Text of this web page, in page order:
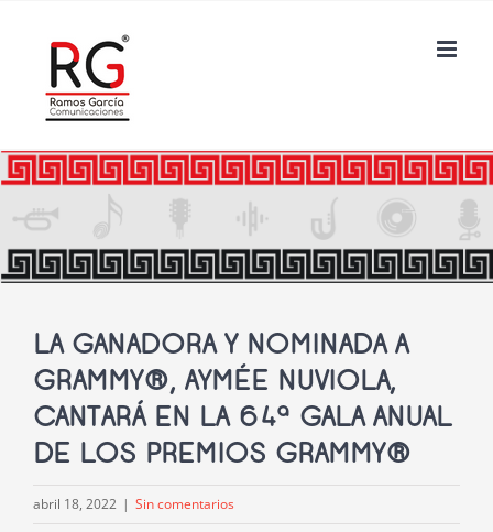
contenido
LA GANADORA Y NOMINADA A
GRAMMY®, AYMÉE NUVIOLA,
CANTARÁ EN LA 64ª GALA ANUAL
DE LOS PREMIOS GRAMMY®
abril 18, 2022 | Sin comentarios